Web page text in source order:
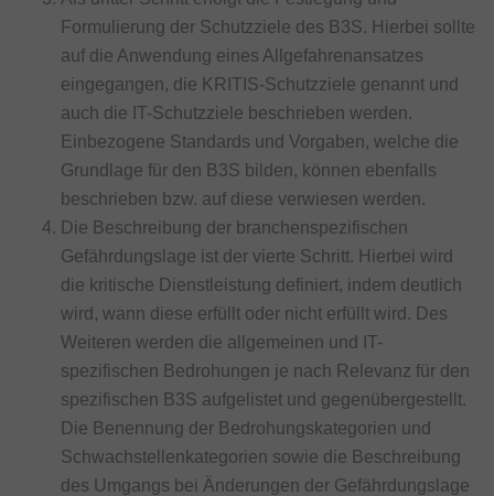
Formulierung der Schutzziele des B3S. Hierbei sollte
auf die Anwendung eines Allgefahrenansatzes
eingegangen, die KRITIS-Schutzziele genannt und
auch die IT-Schutzziele beschrieben werden.
Einbezogene Standards und Vorgaben, welche die
Grundlage für den B3S bilden, können ebenfalls
beschrieben bzw. auf diese verwiesen werden.
Die Beschreibung der branchenspezifischen
Gefährdungslage ist der vierte Schritt. Hierbei wird
die kritische Dienstleistung definiert, indem deutlich
wird, wann diese erfüllt oder nicht erfüllt wird. Des
Weiteren werden die allgemeinen und IT-
spezifischen Bedrohungen je nach Relevanz für den
spezifischen B3S aufgelistet und gegenübergestellt.
Die Benennung der Bedrohungskategorien und
Schwachstellenkategorien sowie die Beschreibung
des Umgangs bei Änderungen der Gefährdungslage